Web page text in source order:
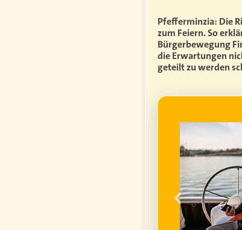
Pfefferminzia: Die
zum Feiern. So
Bürgerbewegung
die Erwartungen
geteilt zu werden